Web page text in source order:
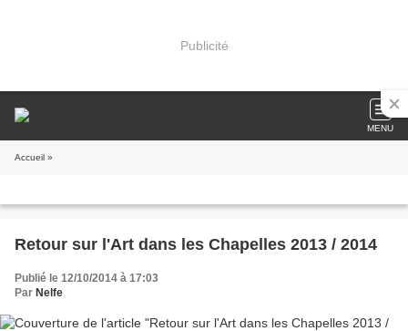
Publicité
MENU
Accueil »
Retour sur l'Art dans les Chapelles 2013 / 2014
Publié le 12/10/2014 à 17:03
Par Nelfe